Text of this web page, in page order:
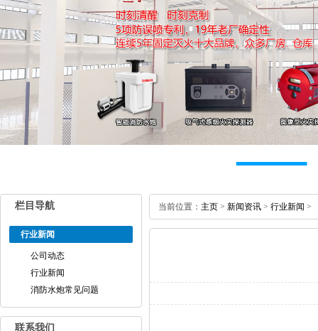
栏目导航
行业新闻
公司动态
行业新闻
消防水炮常见问题
联系我们
当前位置： 主页 > 新闻资讯 > 行业新闻 >